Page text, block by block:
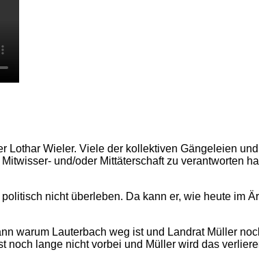
Wieler. Viele der kollektiven Gängeleien
und/oder Mittäterschaft zu verantworten
nicht überleben. Da kann er, wie heute im
warum Lauterbach weg ist und Landrat Müller
noch lange nicht vorbei und Müller wird das